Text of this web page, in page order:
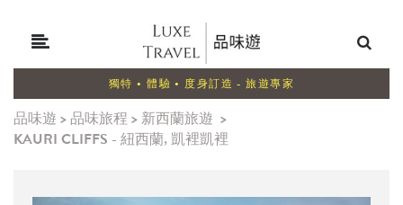
獨特 • 體驗 • 度身訂造 - 旅遊專家
品味遊 > 品味旅程 > 新西蘭旅遊 >
KAURI CLIFFS - 紐西蘭, 凱裡凱裡